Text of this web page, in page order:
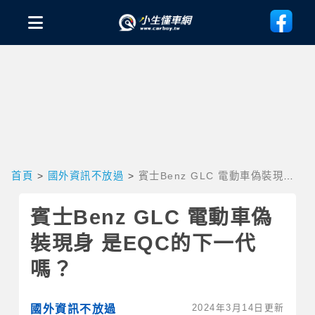
首頁 > 國外資訊不放過 > 賓士Benz GLC 電動車偽裝現身
賓士Benz GLC 電動車偽
裝現身 是EQC的下一代
嗎？
國外資訊不放過 2024年3月14日更新